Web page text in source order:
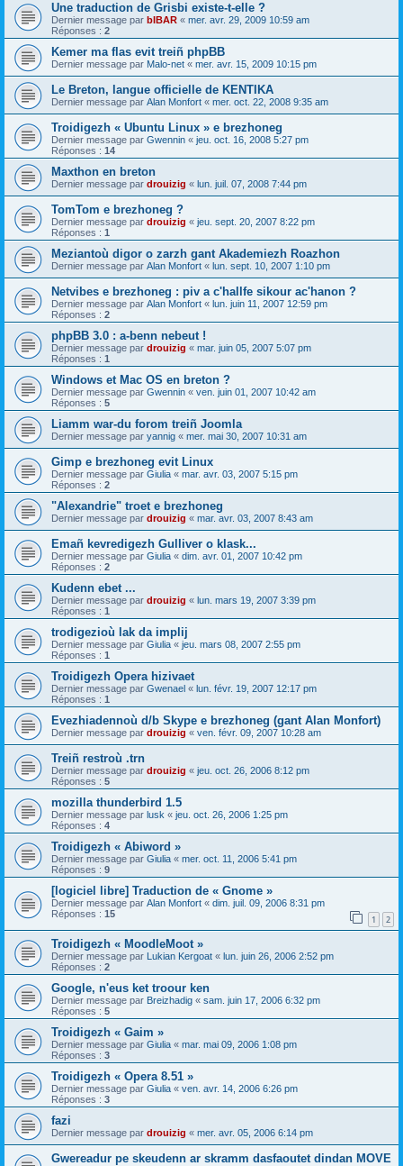
Une traduction de Grisbi existe-t-elle ?
Dernier message par bIBAR « mer. avr. 29, 2009 10:59 am
Réponses : 2
Kemer ma flas evit treiñ phpBB
Dernier message par Malo-net « mer. avr. 15, 2009 10:15 pm
Le Breton, langue officielle de KENTIKA
Dernier message par Alan Monfort « mer. oct. 22, 2008 9:35 am
Troidigezh « Ubuntu Linux » e brezhoneg
Dernier message par Gwennin « jeu. oct. 16, 2008 5:27 pm
Réponses : 14
Maxthon en breton
Dernier message par drouizig « lun. juil. 07, 2008 7:44 pm
TomTom e brezhoneg ?
Dernier message par drouizig « jeu. sept. 20, 2007 8:22 pm
Réponses : 1
Meziantoù digor o zarzh gant Akademiezh Roazhon
Dernier message par Alan Monfort « lun. sept. 10, 2007 1:10 pm
Netvibes e brezhoneg : piv a c'hallfe sikour ac'hanon ?
Dernier message par Alan Monfort « lun. juin 11, 2007 12:59 pm
Réponses : 2
phpBB 3.0 : a-benn nebeut !
Dernier message par drouizig « mar. juin 05, 2007 5:07 pm
Réponses : 1
Windows et Mac OS en breton ?
Dernier message par Gwennin « ven. juin 01, 2007 10:42 am
Réponses : 5
Liamm war-du forom treiñ Joomla
Dernier message par yannig « mer. mai 30, 2007 10:31 am
Gimp e brezhoneg evit Linux
Dernier message par Giulia « mar. avr. 03, 2007 5:15 pm
Réponses : 2
"Alexandrie" troet e brezhoneg
Dernier message par drouizig « mar. avr. 03, 2007 8:43 am
Emañ kevredigezh Gulliver o klask...
Dernier message par Giulia « dim. avr. 01, 2007 10:42 pm
Réponses : 2
Kudenn ebet ...
Dernier message par drouizig « lun. mars 19, 2007 3:39 pm
Réponses : 1
trodigezioù lak da implij
Dernier message par Giulia « jeu. mars 08, 2007 2:55 pm
Réponses : 1
Troidigezh Opera hizivaet
Dernier message par Gwenael « lun. févr. 19, 2007 12:17 pm
Réponses : 1
Evezhiadennoù d/b Skype e brezhoneg (gant Alan Monfort)
Dernier message par drouizig « ven. févr. 09, 2007 10:28 am
Treiñ restroù .trn
Dernier message par drouizig « jeu. oct. 26, 2006 8:12 pm
Réponses : 5
mozilla thunderbird 1.5
Dernier message par lusk « jeu. oct. 26, 2006 1:25 pm
Réponses : 4
Troidigezh « Abiword »
Dernier message par Giulia « mer. oct. 11, 2006 5:41 pm
Réponses : 9
[logiciel libre] Traduction de « Gnome »
Dernier message par Alan Monfort « dim. juil. 09, 2006 8:31 pm
Réponses : 15 1 2
Troidigezh « MoodleMoot »
Dernier message par Lukian Kergoat « lun. juin 26, 2006 2:52 pm
Réponses : 2
Google, n'eus ket troour ken
Dernier message par Breizhadig « sam. juin 17, 2006 6:32 pm
Réponses : 5
Troidigezh « Gaim »
Dernier message par Giulia « mar. mai 09, 2006 1:08 pm
Réponses : 3
Troidigezh « Opera 8.51 »
Dernier message par Giulia « ven. avr. 14, 2006 6:26 pm
Réponses : 3
fazi
Dernier message par drouizig « mer. avr. 05, 2006 6:14 pm
Gwereadur pe skeudenn ar skramm dasfaoutet dindan MOVE